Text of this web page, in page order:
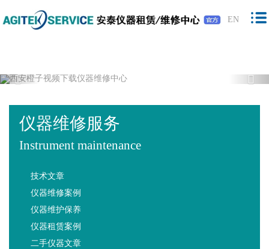
橙子视频下载,橙子视频软件,免费橙子视
频,橙子视频最新版下载
EN
Previous
仪器维修服务
Instrument maintenance
技术文章
仪器维修案例
仪器维护保养
仪器租赁案例
二手仪器文章